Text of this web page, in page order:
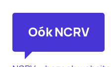
Oók NCRV